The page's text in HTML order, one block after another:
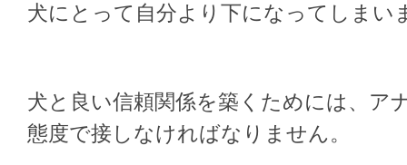
犬にとって自分より下になってしまい
犬と良い信頼関係を築くためには、ア
態度で接しなければなりません。